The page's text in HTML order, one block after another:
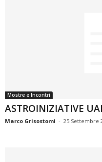
Mostre e Incontri
ASTROINIZIATIVE
Marco Grisostomi - 25 Settembre